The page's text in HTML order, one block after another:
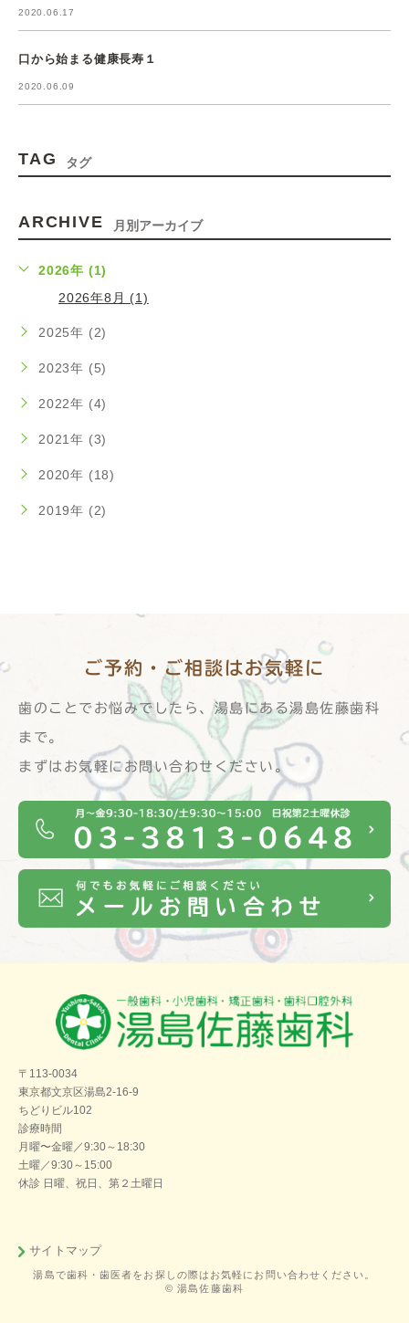
2020.06.17
口から始まる健康長寿１
2020.06.09
TAG タグ
ARCHIVE 月別アーカイブ
2026年 (1)
2026年8月 (1)
2025年 (2)
2023年 (5)
2022年 (4)
2021年 (3)
2020年 (18)
2019年 (2)
ご予約・ご相談は お気軽に
歯のことでお悩みでしたら、湯島にある湯島佐藤歯科
まで。
まずはお気軽にお問い合わせください。
〒113-0034
東京都文京区湯島2-16-9
ちどりビル102
診療時間
月曜〜金曜／9:30～18:30
土曜／9:30～15:00
休診 日曜、祝日、第２土曜日
サイトマップ
湯島で歯科・歯医者をお探しの際はお気軽にお問い合わせください。
© 湯島佐藤歯科